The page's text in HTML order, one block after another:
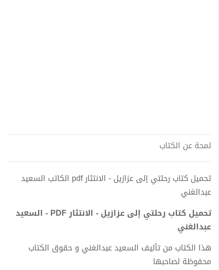
لمحة عن الكتاب
تحميل كتاب رحلتي إلى عزازيل - الانتثار pdf الكاتب السعيد
عبدالغني
تحميل كتاب رحلتي إلى عزازيل - الانتثار PDF - السعيد
عبدالغني
هذا الكتاب من تأليف السعيد عبدالغني و حقوق الكتاب
محفوظة لصاحبها